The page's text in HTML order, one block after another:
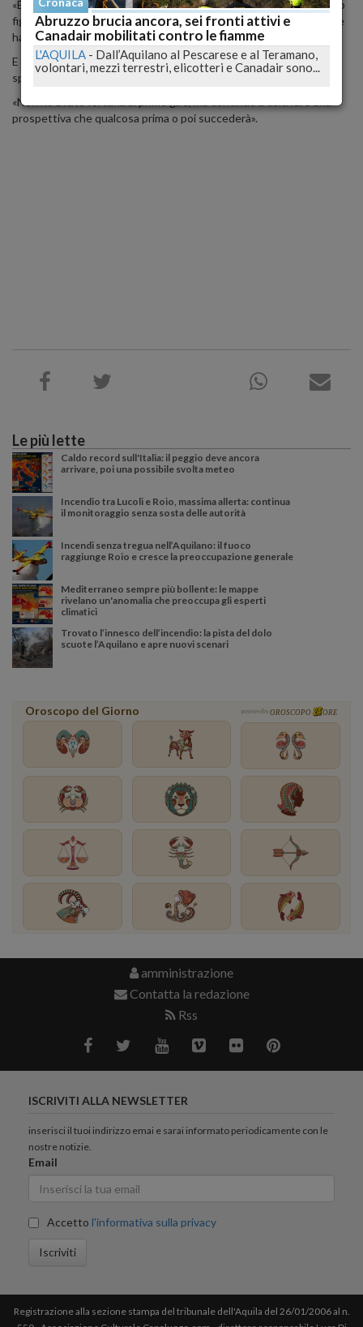
«È stata una batosta pazzesca. Pesante per me e per il partito. Mio
figlio mi ha detto 'Brava mamma, sei arrivata seconda, vuol dire che
hai combattuto'. M’ha fatto capire che l’importante è battersi».
E per quanto riguarda il futuro sentimentale, la politica si è detta
speranzosa:
«Non ho avuto fortuna al primo giro, ma continuo a coltivare una
prospettiva che qualcosa prima o poi succederà».
Le più lette
Caldo record sull'Italia: il peggio deve ancora
arrivare, poi una possibile svolta meteo
Incendio tra Lucoli e Roio, massima allerta: continua
il monitoraggio senza sosta delle autorità
Incendi senza tregua nell’Aquilano: il fuoco
raggiunge Roio e cresce la preoccupazione generale
Mediterraneo sempre più bollente: le mappe
rivelano un'anomalia che preoccupa gli esperti
climatici
Trovato l’innesco dell’incendio: la pista del dolo
scuote l’Aquilano e apre nuovi scenari
Oroscopo del Giorno powered by OROSCOPO ORE
amministrazione
Contatta la redazione
Rss
ISCRIVITI ALLA NEWSLETTER
inserisci il tuoi indirizzo emai e sarai informato periodicamente con le
nostre notizie.
Email
Accetto l'informativa sulla privacy
Iscriviti
Registrazione alla sezione stampa del tribunale dell'Aquila del 26/01/2006 al n.
Abruzzo brucia ancora, sei fronti attivi e
Canadair mobilitati contro le fiamme
L'AQUILA - Dall’Aquilano al Pescarese e al Teramano,
volontari, mezzi terrestri, elicotteri e Canadair sono...